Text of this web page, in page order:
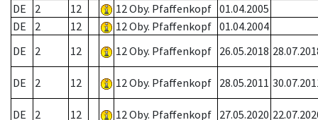
DE
2 12 12 Oby. Pfaffenkopf 01.04.2005
DE
2 12 12 Oby. Pfaffenkopf 01.04.2004
DE
2 12 12 Oby. Pfaffenkopf 26.05.2018
DE 2 12 12 Oby. Pfaffenkopf 28.05.2011
DE 2 12 12 Oby. Pfaffenkopf 27.05.2020